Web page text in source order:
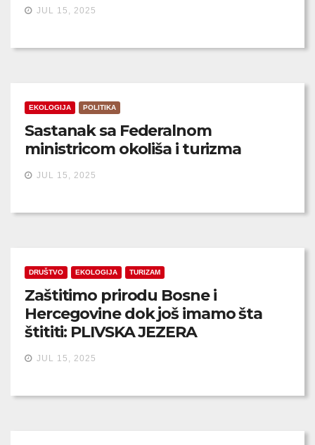
JUL 15, 2025
EKOLOGIJA POLITIKA
Sastanak sa Federalnom
ministricom okoliša i turizma
JUL 15, 2025
DRUŠTVO EKOLOGIJA TURIZAM
Zaštitimo prirodu Bosne i
Hercegovine dok još imamo šta
štititi: PLIVSKA JEZERA
JUL 15, 2025